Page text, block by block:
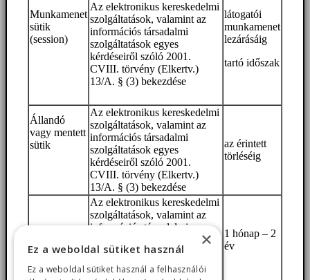
Munkamenet
sütik
(session)
Az elektronikus kereskedelmi
szolgáltatások, valamint az
információs társadalmi
szolgáltatások egyes
kérdéseiről szóló 2001.
CVIII. törvény (Elkertv.)
13/A. § (3) bekezdése
látogatói
munkamenet
lezárásáig
tartó időszak
Állandó
vagy mentett
sütik
Az elektronikus kereskedelmi
szolgáltatások, valamint az
információs társadalmi
szolgáltatások egyes
kérdéseiről szóló 2001.
CVIII. törvény (Elkertv.)
13/A. § (3) bekezdése
az érintett
törléséig
sütik
Az elektronikus kereskedelmi
szolgáltatások, valamint az
információs társadalmi
kérdéseiről szóló 2001.
CVIII. törvény (Elkertv.)
13/A. § (3) bekezdése
1 hónap – 2
év
×
Ez a weboldal sütiket használ
Ez a weboldal sütiket használ a felhasználói